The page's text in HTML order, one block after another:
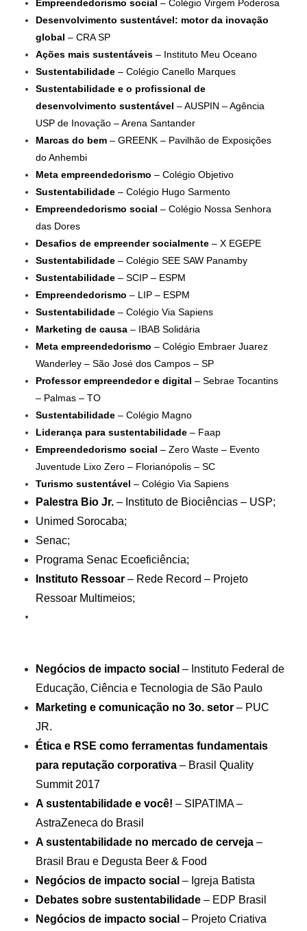
Empreendedorismo social – Colégio Virgem Poderosa
Desenvolvimento sustentável: motor da inovação
global – CRA SP
Ações mais sustentáveis – Instituto Meu Oceano
Sustentabilidade – Colégio Canello Marques
Sustentabilidade e o profissional de
desenvolvimento sustentável – AUSPIN – Agência
USP de Inovação – Arena Santander
Marcas do bem – GREENK – Pavilhão de Exposições
do Anhembi
Meta empreendedorismo – Colégio Objetivo
Sustentabilidade – Colégio Hugo Sarmento
Empreendedorismo social – Colégio Nossa Senhora
das Dores
Desafios de empreender socialmente – X EGEPE
Sustentabilidade – Colégio SEE SAW Panamby
Sustentabilidade – SCIP – ESPM
Empreendedorismo – LIP – ESPM
Sustentabilidade – Colégio Via Sapiens
Marketing de causa – IBAB Solidária
Meta empreendedorismo – Colégio Embraer Juarez
Wanderley – São José dos Campos – SP
Professor empreendedor e digital – Sebrae Tocantins
– Palmas – TO
Sustentabilidade – Colégio Magno
Liderança para sustentabilidade – Faap
Empreendedorismo social – Zero Waste – Evento
Juventude Lixo Zero – Florianópolis – SC
Turismo sustentável – Colégio Via Sapiens
Palestra Bio Jr. – Instituto de Biociências – USP;
Unimed Sorocaba;
Senac;
Programa Senac Ecoeficiência;
Instituto Ressoar – Rede Record – Projeto
Ressoar Multimeios;
Negócios de impacto social – Instituto Federal de
Educação, Ciência e Tecnologia de São Paulo
Marketing e comunicação no 3o. setor – PUC
JR.
Ética e RSE como ferramentas fundamentais
para reputação corporativa – Brasil Quality
Summit 2017
A sustentabilidade e você! – SIPATIMA –
AstraZeneca do Brasil
A sustentabilidade no mercado de cerveja –
Brasil Brau e Degusta Beer & Food
Negócios de impacto social – Igreja Batista
Debates sobre sustentabilidade – EDP Brasil
Negócios de impacto social – Projeto Criativa